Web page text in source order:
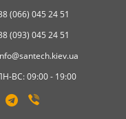
(066) 045 24 51
(093) 045 24 51
ВС: 09:00 - 19:00